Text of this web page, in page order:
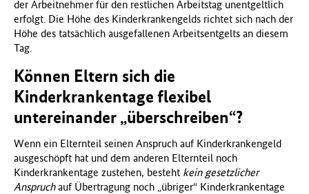
der Arbeitnehmer für den restlichen Arbeitstag unentgeltlich
erfolgt. Die Höhe des Kinderkrankengelds richtet sich nach der
Höhe des tatsächlich ausgefallenen Arbeitsentgelts an diesem
Tag.
Können Eltern sich die
Kinderkrankentage flexibel
untereinander „überschreiben“?
Wenn ein Elternteil seinen Anspruch auf Kinderkrankengeld
ausgeschöpft hat und dem anderen Elternteil noch
Kinderkrankentage zustehen, besteht kein gesetzlicher
Anspruchauf Übertragung noch „übriger“ Kinderkrankentage